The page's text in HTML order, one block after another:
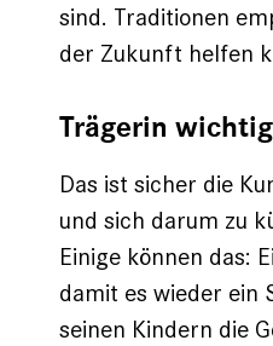
sind. Traditionen
der Zukunft helfen
Trägerin
Das ist sicher die
und sich darum zu
Einige können das:
damit es wieder ein
seinen Kindern die